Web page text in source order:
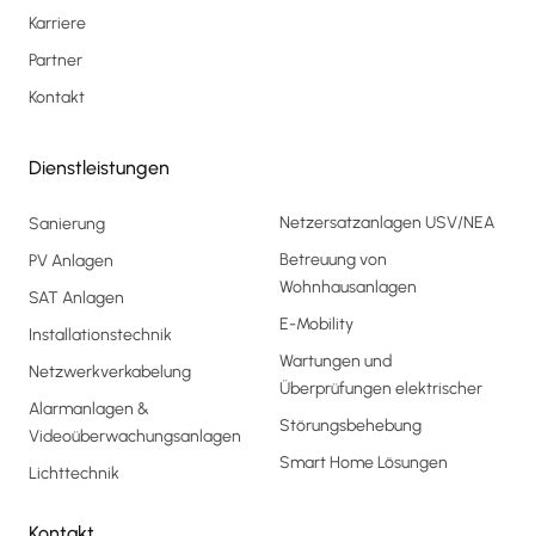
Karriere
Partner
Kontakt
Dienstleistungen
Sanierung
PV Anlagen
SAT Anlagen
Installationstechnik
Netzwerkverkabelung
Alarmanlagen &
Videoüberwachungsanlagen
Lichttechnik
Netzersatzanlagen USV/NEA
Betreuung von
Wohnhausanlagen
E-Mobility
Wartungen und
Überprüfungen elektrischer
Störungsbehebung
Smart Home Lösungen